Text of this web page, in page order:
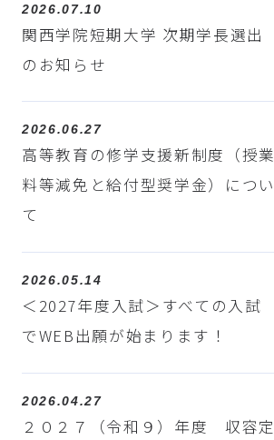
2026.07.10
関西学院短期大学 次期学長選出
のお知らせ
2026.06.27
高等教育の修学支援新制度（授業
料等減免と給付型奨学金）につい
て
2026.05.14
＜2027年度入試＞すべての入試
でWEB出願が始まります！
2026.04.27
２０２７（令和９）年度 収容定